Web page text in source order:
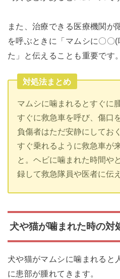
また、治療できる医療機関が
を呼ぶときに「マムシに〇〇
た」と伝えることも重要です。
対処法まとめ
マムシに噛まれるとすぐに
すぐに救急車を呼び、傷口
負傷者はただ安静にしてお
すぐ乗れるように救急車が
と。ヘビに噛まれた時間や
録して救急隊員や医者に伝え
犬や猫が噛まれた時の対
犬や猫がマムシに噛まれると
に患部が腫れてきます。